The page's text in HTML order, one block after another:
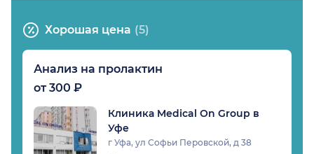
Хорошая цена (5)
Анализ на пролактин
от 300 ₽
Клиника Medical On Group в
Уфе
г Уфа, ул Софьи Перовской, д 38